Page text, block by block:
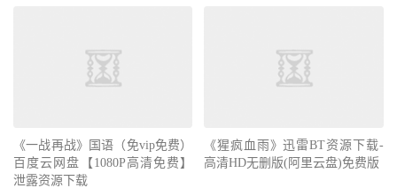
《一战再战》国语（免vip免费）
百度云网盘【1080P高清免费】
泄露资源下载
《猩疯血雨》迅雷BT资源下载-
高清HD无删版(阿里云盘)免费版